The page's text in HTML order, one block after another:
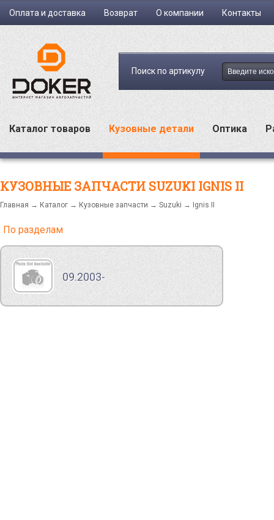
Оплата и доставка Возврат О компании Контакты
Поиск по артикулу
Каталог товаров Кузовные детали Оптика
КУЗОВНЫЕ ЗАПЧАСТИ SUZUKI IGNIS II
Главная → Каталог → Кузовные запчасти → Suzuki → Ignis II
По разделам
09.2003-